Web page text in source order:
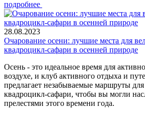
подробнее
28.08.2023
Очарование осени: лучшие места для
квадроцикл-сафари в осенней природе
Осень - это идеальное время для
воздухе, и клуб активного отдыха и
предлагает незабываемые маршруты
квадроцикл-сафари, чтобы вы могли
прелестями этого времени года.